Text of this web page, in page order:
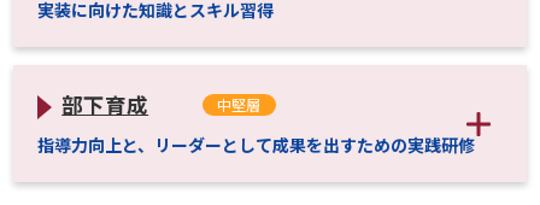
実装に向けた知識とスキル習得
部下育成 中堅層
指導力向上と、リーダーとして成果を出すための実践研修